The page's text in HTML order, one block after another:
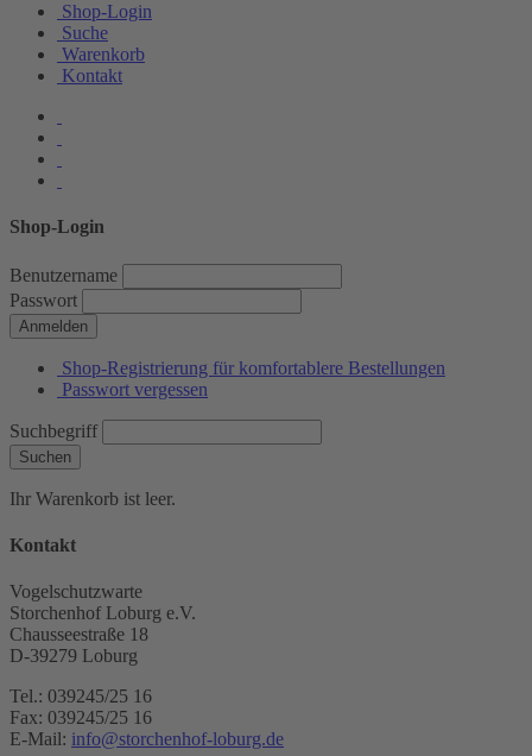
Shop-Login
Suche
Warenkorb
Kontakt
Shop-Login
Benutzername
Passwort
Anmelden
Shop-Registrierung für komfortablere Bestellungen
Passwort vergessen
Suchbegriff
Suchen
Ihr Warenkorb ist leer.
Kontakt
Vogelschutzwarte
Storchenhof Loburg e.V.
Chausseestraße 18
D-39279 Loburg
Tel.: 039245/25 16
Fax: 039245/25 16
E-Mail: info@storchenhof-loburg.de